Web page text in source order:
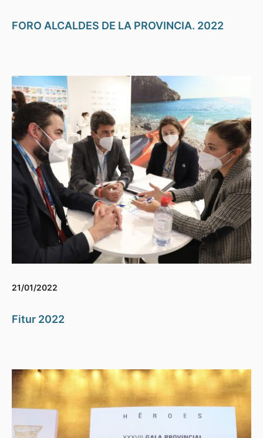
FORO ALCALDES DE LA PROVINCIA. 2022
21/01/2022
Fitur 2022